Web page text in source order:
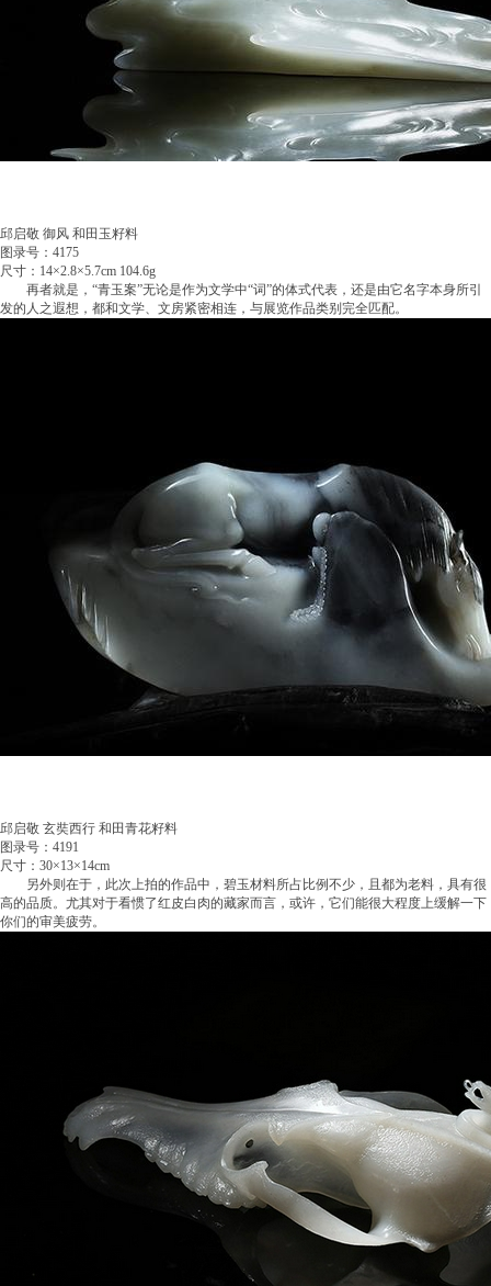
邱启敬 御风 和田玉籽料
图录号：4175
尺寸：14×2.8×5.7cm 104.6g
再者就是，“青玉案”无论是作为文学中“词”的体式代表，还是由它名字本身所引
发的人之遐想，都和文学、文房紧密相连，与展览作品类别完全匹配。
邱启敬 玄奘西行 和田青花籽料
图录号：4191
尺寸：30×13×14cm
另外则在于，此次上拍的作品中，碧玉材料所占比例不少，且都为老料，具有很
高的品质。尤其对于看惯了红皮白肉的藏家而言，或许，它们能很大程度上缓解一下
你们的审美疲劳。